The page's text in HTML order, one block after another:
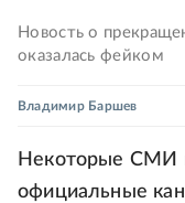
Новость о
оказалась фейком
Владимир Баршев
Некоторые СМИ
официальные